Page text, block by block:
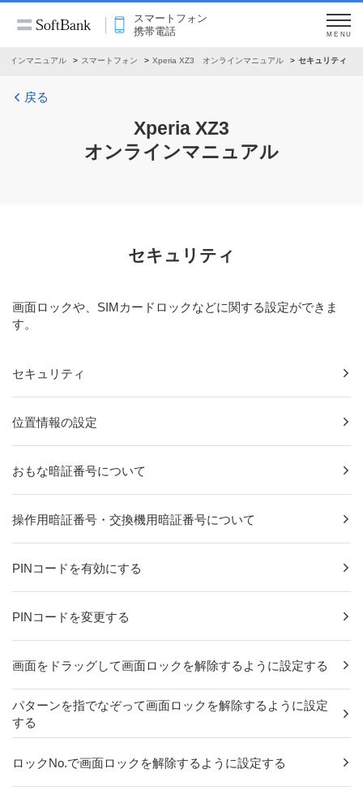
スマートフォン
携帯電話
MENU
ラインマニュアル スマートフォン Xperia XZ3 オンラインマニュアル セキュリティ
戻る
Xperia XZ3
オンラインマニュアル
セキュリティ
画面ロックや、SIMカードロックなどに関する設定ができま
す。
セキュリティ
位置情報の設定
おもな暗証番号について
操作用暗証番号・交換機用暗証番号について
PINコードを有効にする
PINコードを変更する
画面をドラッグして画面ロックを解除するように設定する
パターンを指でなぞって画面ロックを解除するように設定
する
ロックNo.で画面ロックを解除するように設定する